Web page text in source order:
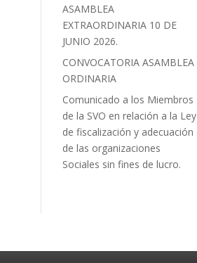
ASAMBLEA
EXTRAORDINARIA 10 DE
JUNIO 2026.
CONVOCATORIA ASAMBLEA
ORDINARIA
Comunicado a los Miembros
de la SVO en relación a la Ley
de fiscalización y adecuación
de las organizaciones
Sociales sin fines de lucro.